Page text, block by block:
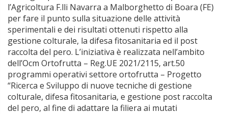
l’Agricoltura F.lli Navarra a Malborghetto di Boara (FE)
per fare il punto sulla situazione delle attività
sperimentali e dei risultati ottenuti rispetto alla
gestione colturale, la difesa fitosanitaria ed il post
raccolta del pero. L’iniziativa è realizzata nell’ambito
dell’Ocm Ortofrutta – Reg.UE 2021/2115, art.50
programmi operativi settore ortofrutta – Progetto
“Ricerca e Sviluppo di nuove tecniche di gestione
colturale, difesa fitosanitaria, e gestione post raccolta
del pero, al fine di adattare la filiera ai mutati